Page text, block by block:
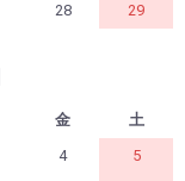
28
29
金
土
4
5